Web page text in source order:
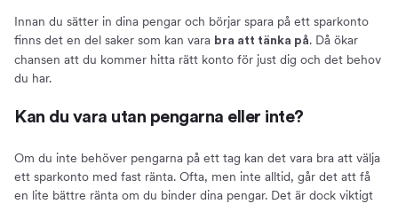
Innan du sätter in dina pengar och börjar spara på ett sparkonto
finns det en del saker som kan vara bra att tänka på. Då ökar
chansen att du kommer hitta rätt konto för just dig och det behov
du har.
Kan du vara utan pengarna eller inte?
Om du inte behöver pengarna på ett tag kan det vara bra att välja
ett sparkonto med fast ränta. Ofta, men inte alltid, går det att få
en lite bättre ränta om du binder dina pengar. Det är dock viktigt